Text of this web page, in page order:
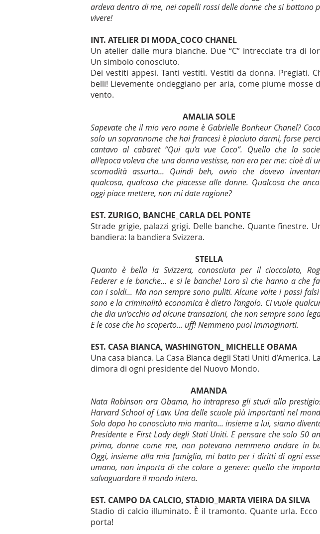
ardeva dentro di me, nei capelli rossi delle donne che si battono
vivere!
INT. ATELIER DI MODA_COCO CHANEL
Un atelier dalle mura bianche. Due “C” intrecciate tra di
Un simbolo conosciuto.
Dei vestiti appesi. Tanti vestiti. Vestiti da donna. Pregiati.
belli! Lievemente ondeggiano per aria, come piume mosse
vento.
AMALIA SOLE
Sapevate che il mio vero nome è Gabrielle Bonheur Chanel?
solo un soprannome che hai francesi è piaciuto darmi, forse
cantavo al cabaret “Qui qu’a vue Coco”. Quello che la
all’epoca voleva che una donna vestisse, non era per me: cioè di
scomodità assurta... Quindi beh, ovvio che dovevo
qualcosa, qualcosa che piacesse alle donne. Qualcosa che
oggi piace mettere, non mi date ragione?
EST. ZURIGO, BANCHE_CARLA DEL PONTE
Strade grigie, palazzi grigi. Delle banche. Quante finestre.
bandiera: la bandiera Svizzera.
STELLA
Quanto è bella la Svizzera, conosciuta per il cioccolato,
Federer e le banche... e si le banche! Loro sì che hanno a che
con i soldi... Ma non sempre sono puliti. Alcune volte i passi
sono e la criminalità economica è dietro l’angolo. Ci vuole
che dia un’occhio ad alcune transazioni, che non sempre sono
E le cose che ho scoperto... uff! Nemmeno puoi immaginarti.
EST. CASA BIANCA, WASHINGTON_ MICHELLE OBAMA
Una casa bianca. La Casa Bianca degli Stati Uniti d’America. La
dimora di ogni presidente del Nuovo Mondo.
AMANDA
Nata Robinson ora Obama, ho intrapreso gli studi alla
Harvard School of Law. Una delle scuole più importanti nel
Solo dopo ho conosciuto mio marito... insieme a lui, siamo
Presidente e First Lady degli Stati Uniti. E pensare che solo 50
prima, donne come me, non potevano nemmeno andare in
Oggi, insieme alla mia famiglia, mi batto per i diritti di ogni
umano, non importa di che colore o genere: quello che
salvaguardare il mondo intero.
EST. CAMPO DA CALCIO, STADIO_MARTA VIEIRA DA SILVA
Stadio di calcio illuminato. È il tramonto. Quante urla. Ecco
porta!